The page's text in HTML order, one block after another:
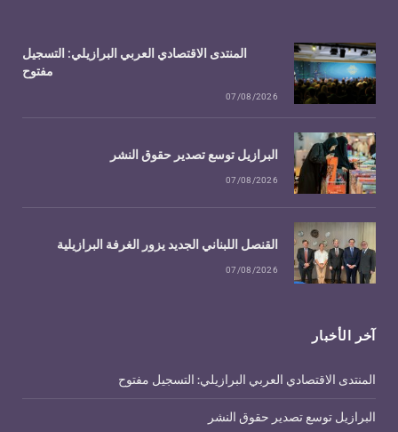
آخر الأخبار
المنتدى الاقتصادي العربي البرازيلي: التسجيل مفتوح
البرازيل توسع تصدير حقوق النشر
المنتدى الاقتصادي العربي البرازيلي: التسجيل
مفتوح
07/08/2026
البرازيل توسع تصدير حقوق النشر
07/08/2026
القنصل اللبناني الجديد يزور الغرفة البرازيلية
07/08/2026